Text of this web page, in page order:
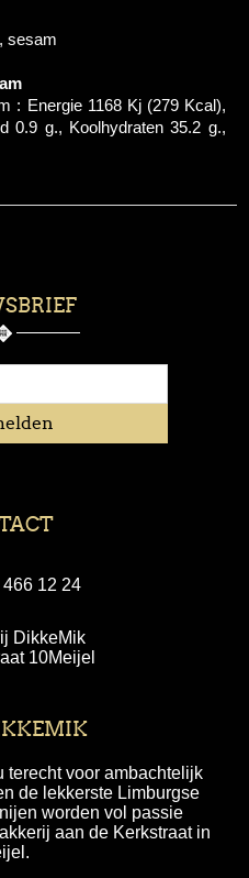
sesam
: Energie 1168 Kj (279 Kcal),
0.9 g., Koolhydraten 35.2 g.,
12 24
DikkeMik
10Meijel
terecht voor ambachtelijk
de lekkerste Limburgse
worden vol passie
aan de Kerkstraat in